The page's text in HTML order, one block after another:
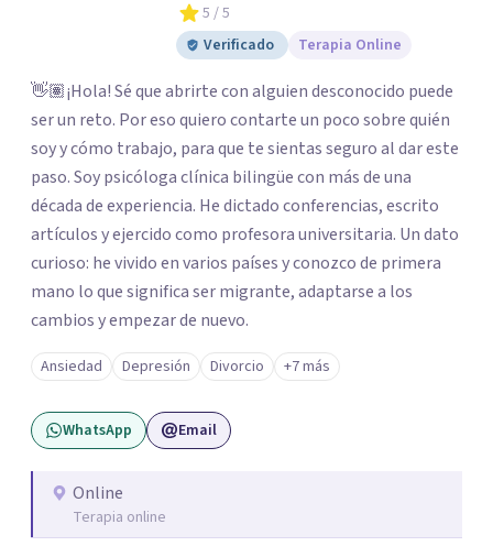
5 / 5
Verificado
Terapia Online
👋🏽¡Hola! Sé que abrirte con alguien desconocido puede
ser un reto. Por eso quiero contarte un poco sobre quién
soy y cómo trabajo, para que te sientas seguro al dar este
paso. Soy psicóloga clínica bilingüe con más de una
década de experiencia. He dictado conferencias, escrito
artículos y ejercido como profesora universitaria. Un dato
curioso: he vivido en varios países y conozco de primera
mano lo que significa ser migrante, adaptarse a los
cambios y empezar de nuevo.
Ansiedad Depresión Divorcio +7 más
WhatsApp Email
Online
Terapia online